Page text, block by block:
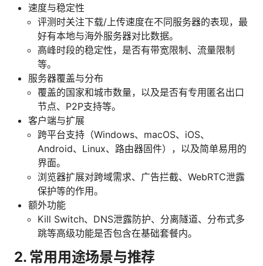
速度与稳定性
评测时关注下载/上传速度在不同服务器的表现，最
好有本地与海外服务器对比数据。
高峰时段的稳定性，是否有带宽限制、流量限制
等。
服务器覆盖与分布
覆盖的国家和城市数量，以及是否有专用匿名出口
节点、P2P支持等。
客户端与扩展
跨平台支持（Windows、macOS、iOS、
Android、Linux、路由器固件），以及简单易用的
界面。
浏览器扩展对跨域需求、广告拦截、WebRTC泄露
保护等的作用。
额外功能
Kill Switch、DNS泄露防护、分离隧道、分布式多
跳等高级功能是否包含在基础套餐内。
2. 常用用途场景与推荐